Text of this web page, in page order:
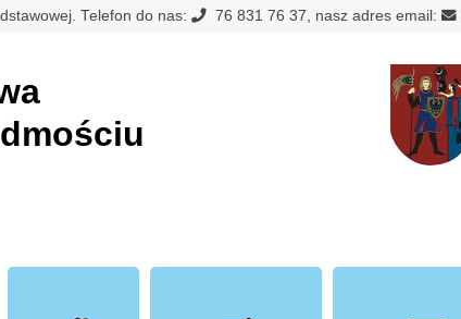
Telefon do nas: 76 831 76 37, nasz adres email: